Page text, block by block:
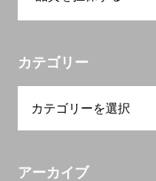
カテゴリー
アーカイブ